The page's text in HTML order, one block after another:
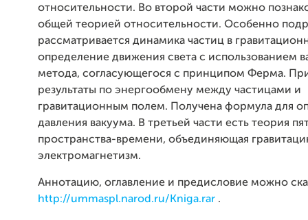
относительности. Во второй части можно
общей теорией относительности. Особенно
рассматривается динамика частиц в
определение движения света с использованием
метода, согласующегося с принципом Ферма.
результаты по энергообмену между частицами и
гравитационным полем. Получена формула для
давления вакуума. В третьей части есть теория
пространства-времени, объединяющая
электромагнетизм.
Аннотацию, оглавление и предисловие можно
http://ummaspl.narod.ru/Kniga.rar .